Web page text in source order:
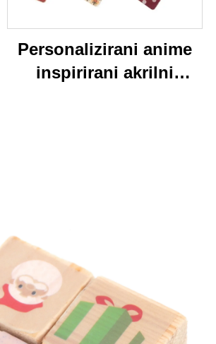
Personalizirani anime
inspirirani akrilni